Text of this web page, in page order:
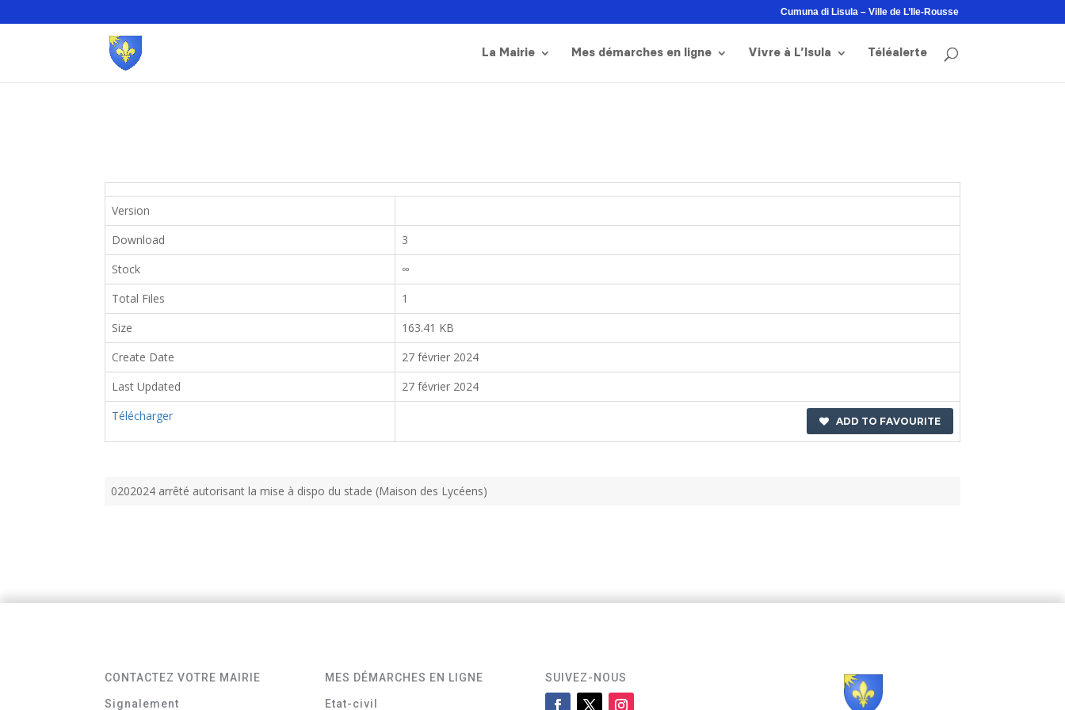
Cumuna di Lisula – Ville de L’Ile-Rousse
La Mairie Mes démarches en ligne Vivre à L’Isula Téléalerte
Version
Download
3
Stock
∞
Total Files
1
Size
163.41 KB
Create Date
27 février 2024
Last Updated
27 février 2024
Télécharger
ADD TO FAVOURITE
0202024 arrêté autorisant la mise à dispo du stade (Maison des Lycéens)
CONTACTEZ VOTRE MAIRIE
Signalement
MES DÉMARCHES EN LIGNE
Etat-civil
SUIVEZ-NOUS